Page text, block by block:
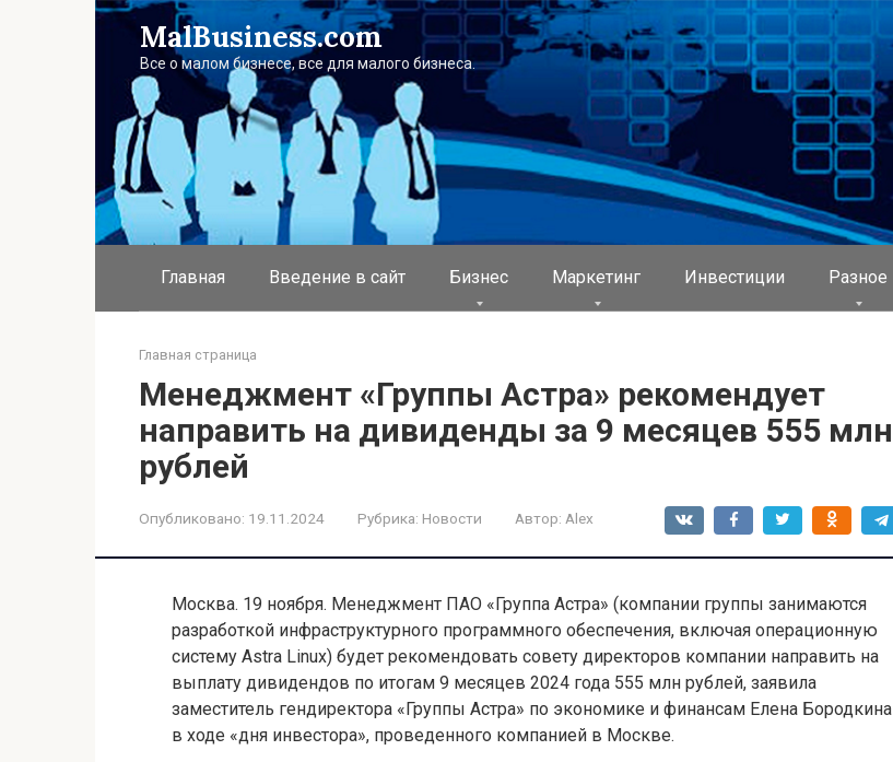
MalBusiness.com
Все о малом бизнесе, все для малого бизнеса.
Главная Введение в сайт Бизнес Маркетинг Инвестиции Разное
Главная страница
Менеджмент «Группы Астра» рекомендует
направить на дивиденды за 9 месяцев 555 млн
рублей
Опубликовано: 19.11.2024 Рубрика: Новости Автор: Alex
Москва. 19 ноября. Менеджмент ПАО «Группа Астра» (компании группы занимаются
разработкой инфраструктурного программного обеспечения, включая операционную
систему Astra Linux) будет рекомендовать совету директоров компании направить на
выплату дивидендов по итогам 9 месяцев 2024 года 555 млн рублей, заявила
заместитель гендиректора «Группы Астра» по экономике и финансам Елена Бородкина
в ходе «дня инвестора», проведенного компанией в Москве.